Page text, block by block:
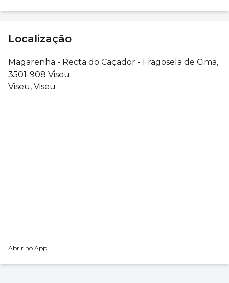
Localização
Magarenha - Recta do Caçador - Fragosela de Cima,
3501-908 Viseu
Viseu, Viseu
Abrir no App